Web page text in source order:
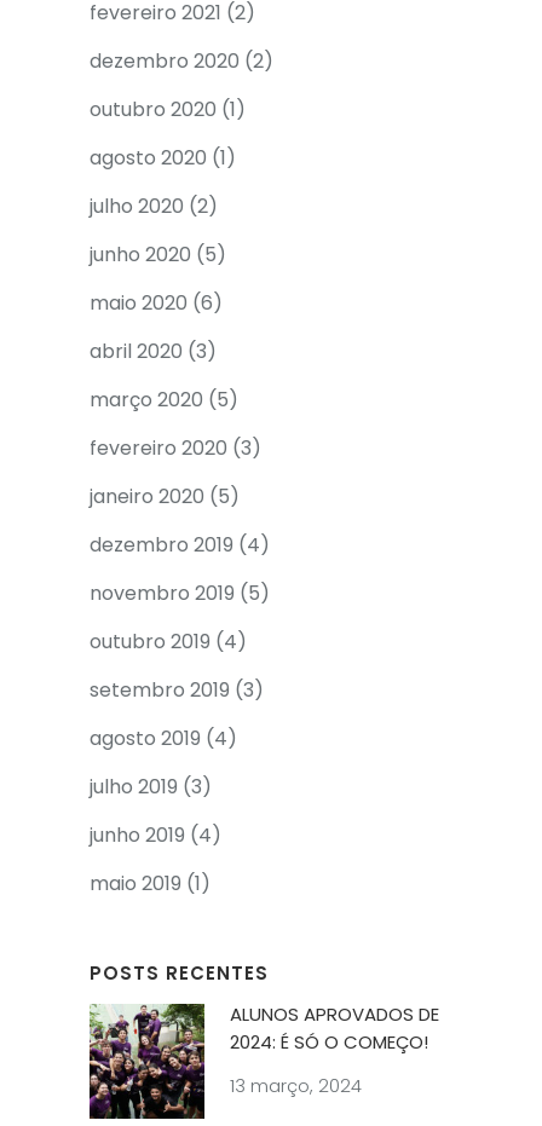
fevereiro 2021 (2)
dezembro 2020 (2)
outubro 2020 (1)
agosto 2020 (1)
julho 2020 (2)
junho 2020 (5)
maio 2020 (6)
abril 2020 (3)
março 2020 (5)
fevereiro 2020 (3)
janeiro 2020 (5)
dezembro 2019 (4)
novembro 2019 (5)
outubro 2019 (4)
setembro 2019 (3)
agosto 2019 (4)
julho 2019 (3)
junho 2019 (4)
maio 2019 (1)
POSTS RECENTES
ALUNOS APROVADOS DE
2024: É SÓ O COMEÇO!
13 março, 2024